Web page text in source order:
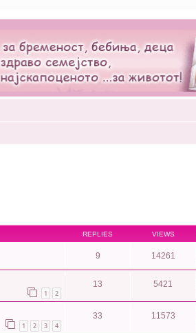
REPLIES VIEWS
9 14261
1 2
13 5421
1 2 3 4
33 11573